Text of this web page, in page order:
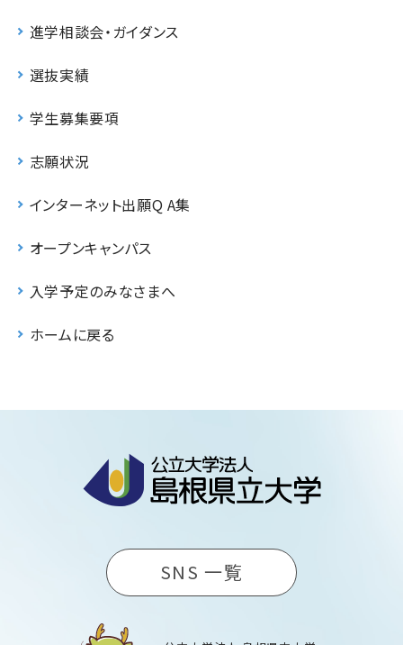
進学相談会・ガイダンス
選抜実績
学生募集要項
志願状況
インターネット出願Q A集
オープンキャンパス
入学予定のみなさまへ
ホームに戻る
SNS 一覧